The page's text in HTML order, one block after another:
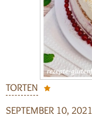
TORTEN
SEPTEMBER 10, 2021